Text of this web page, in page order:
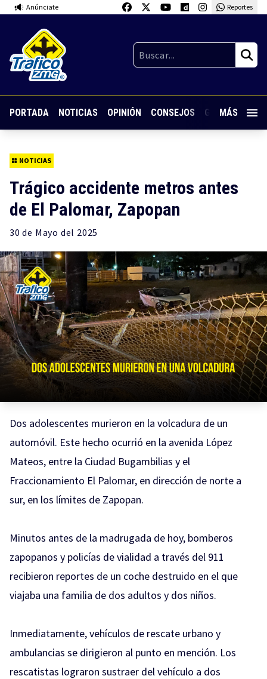
Anúnciate Reportes
PORTADA NOTICIAS OPINIÓN CONSEJOS GUARDIA
MÁS
NOTICIAS
Trágico accidente metros antes
de El Palomar, Zapopan
30 de Mayo del 2025
Dos adolescentes murieron en la volcadura de un
automóvil. Este hecho ocurrió en la avenida López
Mateos, entre la Ciudad Bugambilias y el
Fraccionamiento El Palomar, en dirección de norte a
sur, en los límites de Zapopan.
Minutos antes de la madrugada de hoy, bomberos
zapopanos y policías de vialidad a través del 911
recibieron reportes de un coche destruido en el que
viajaba una familia de dos adultos y dos niños.
Inmediatamente, vehículos de rescate urbano y
ambulancias se dirigieron al punto en mención. Los
rescatistas lograron sustraer del vehículo a dos